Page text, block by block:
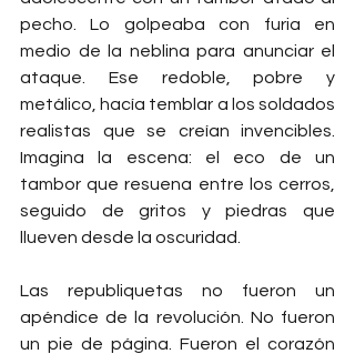
pecho. Lo golpeaba con furia en
medio de la neblina para anunciar el
ataque. Ese redoble, pobre y
metálico, hacía temblar a los soldados
realistas que se creían invencibles.
Imagina la escena: el eco de un
tambor que resuena entre los cerros,
seguido de gritos y piedras que
llueven desde la oscuridad.
Las republiquetas no fueron un
apéndice de la revolución. No fueron
un pie de página. Fueron el corazón